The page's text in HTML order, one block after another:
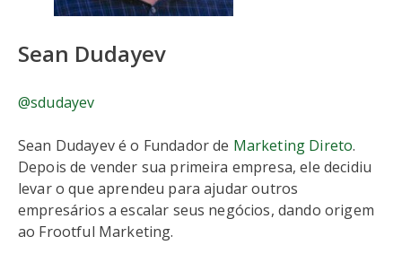
Sean Dudayev
@sdudayev
Sean Dudayev é o Fundador de Marketing Direto.
Depois de vender sua primeira empresa, ele decidiu
levar o que aprendeu para ajudar outros
empresários a escalar seus negócios, dando origem
ao Frootful Marketing.